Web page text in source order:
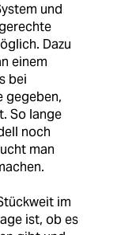
und
Dazu
einem
bei
gegeben,
So lange
noch
man
im
ist, ob es